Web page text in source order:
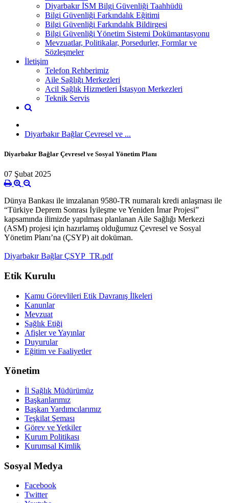
Diyarbakır İSM Bilgi Güvenliği Taahhüdü
Bilgi Güvenliği Farkındalık Eğitimi
Bilgi Güvenliği Farkındalık Bildirgesi
Bilgi Güvenliği Yönetim Sistemi Dokümantasyonu
Mevzuatlar, Politikalar, Porsedurler, Formlar ve
Sözleşmeler
İletişim
Telefon Rehberimiz
Aile Sağlığı Merkezleri
Acil Sağlık Hizmetleri İstasyon Merkezleri
Teknik Servis
Diyarbakır Bağlar Çevresel ve ...
Diyarbakır Bağlar Çevresel ve Sosyal Yönetim Planı
07 Şubat 2025
Dünya Bankası ile imzalanan 9580-TR numaralı kredi anlaşması ile
“Türkiye Deprem Sonrası İyileşme ve Yeniden İmar Projesi”
kapsamında ilimizde yapılması planlanan Aile Sağlığı Merkezi
(ASM) projesi için hazırlamış olduğumuz Çevresel ve Sosyal
Yönetim Planı’na (ÇSYP) ait doküman.
Diyarbakır Bağlar ÇSYP_TR.pdf
Etik Kurulu
Kamu Görevlileri Etik Davranış İlkeleri
Kanunlar
Mevzuat
Sağlık Etiği
Afişler ve Yayınlar
Duyurular
Eğitim ve Faaliyetler
Yönetim
İl Sağlık Müdürümüz
Başkanlarımız
Başkan Yardımcılarımız
Teşkilat Şeması
Görev ve Yetkiler
Kurum Politikası
Kurumsal Kimlik
Sosyal Medya
Facebook
Twitter